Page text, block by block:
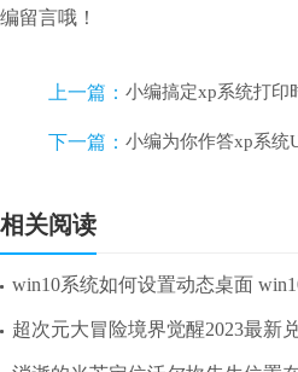
编留言哦！
上一篇： 小编搞定xp系统打印
下一篇： 小编为你作答xp系统
相关阅读